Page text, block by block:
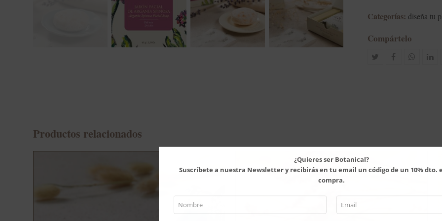
Categorías: diseña tu
Compártelo
CompartirCompartirwhatsapp
Productos relacionados
¿Quieres ser Botanical?
Suscríbete a nuestra Newsletter y recibirás en tu email un código de un 10% dto.
compra.